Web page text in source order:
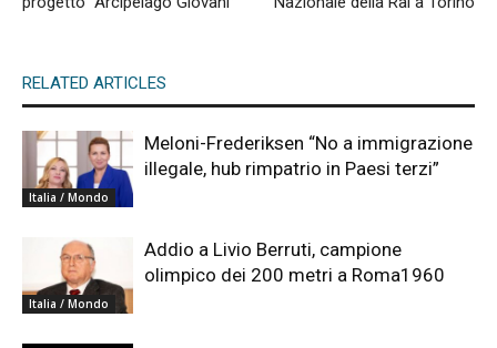
RELATED ARTICLES
Italia / Mondo
Meloni-Frederiksen “No a immigrazione
illegale, hub rimpatrio in Paesi terzi”
Italia / Mondo
Addio a Livio Berruti, campione
olimpico dei 200 metri a Roma1960